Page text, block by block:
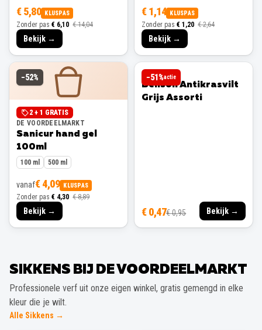
€ 5,80 KLUSPAS
Zonder pas € 6,10 € 14,04
Bekijk →
€ 1,14 KLUSPAS
Zonder pas € 1,20 € 2,64
Bekijk →
−52%
2 + 1 GRATIS
DE VOORDEELMARKT
Sanicur hand gel
100ml
100 ml 500 ml
vanaf€ 4,09 KLUSPAS
Zonder pas € 4,30 € 8,89
Bekijk →
−51%actie
BENSON
Benson Antikrasvilt
Grijs Assorti
€ 0,47€ 0,95 Bekijk →
SIKKENS BIJ DE VOORDEELMARKT
Professionele verf uit onze eigen winkel, gratis gemengd in elke
kleur die je wilt.
Alle Sikkens →